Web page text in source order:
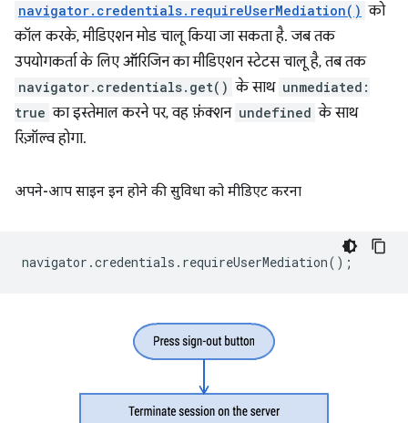
navigator.credentials.requireUserMediation() को
कॉल करके, मीडिएशन मोड चालू किया जा सकता है. जब तक
उपयोगकर्ता के लिए ऑरिजिन का मीडिएशन स्टेटस चालू है, तब तक
navigator.credentials.get() के साथ unmediated:
true का इस्तेमाल करने पर, वह फ़ंक्शन undefined के साथ
रिज़ॉल्व होगा.
अपने-आप साइन इन होने की सुविधा को मीडिएट करना
navigator .credentials . requireUserMediation();